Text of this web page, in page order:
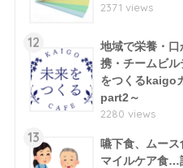
2371 views
12
地域で栄養・
携・チームビ
をつくるkaigo
part2～
2280 views
13
嚥下食、ムー
マイルケア食…